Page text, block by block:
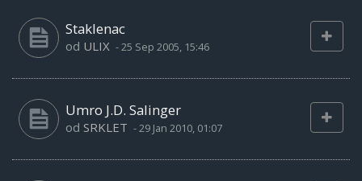
Staklenac
od ULIX -25 Sep 2005, 15:46
Umro J.D. Salinger
od SRKLET -29 Jan 2010, 01:07